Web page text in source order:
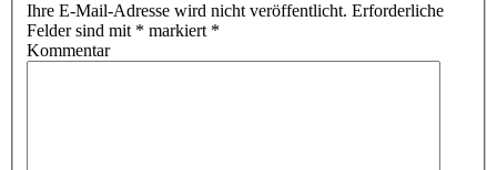
Ihre E-Mail-Adresse wird nicht veröffentlicht. Erforderliche
Felder sind mit * markiert *
Kommentar